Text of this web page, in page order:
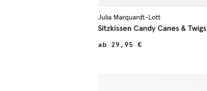
Julia Marquardt-Lott
Sitzkissen Candy Canes & Twigs
ab 29,95 €